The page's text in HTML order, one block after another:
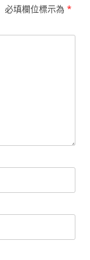
必填欄位標示為 *